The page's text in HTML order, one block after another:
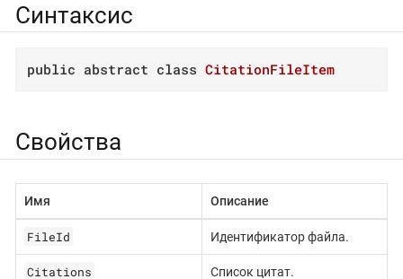
Синтаксис
public abstract class CitationFileItem
Свойства
Имя Описание
FileId Идентификатор файла.
Citations Список цитат.